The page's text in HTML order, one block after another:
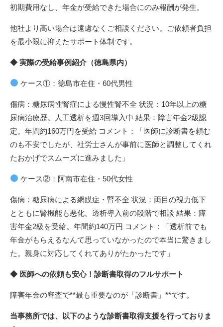
初期費用なし、年金が受給できた場合にのみ報酬が発生。
他社より高い場合は遠慮なくご相談ください。ご依頼者負担
を最小限に抑えたサポート体制です。
◆ 実際の受給事例紹介（徳島県内）
ケース①：徳島市在住・60代男性
傷病：糖尿病性腎症による慢性腎不全 状況：10年以上の糖
尿病治療歴。人工透析を週3回導入中 結果：障害年金2級認
定。年間約160万円を受給 コメント：「医師に診断書を頼む
のも不安でしたが、社労士さんが事前に医師と調整してくれ
たおかげでスムーズに進みました」
ケース②：阿南市在住・50代女性
傷病：糖尿病による網膜症・腎不全 状況：両目の視力低下
とともに腎機能も悪化。透析導入前の段階で相談 結果：障
害年金2級を受給。年間約140万円 コメント：「透析前でも
年金がもらえるなんて思っていなかったので本当に驚きまし
た。親身に対応してくれてありがたかったです」
◆ 医師への依頼も安心！診断書取得のフルサポート
障害年金の審査で**最も重要なのが「診断書」**です。
当事務所では、以下のような診断書取得支援を行っておりま